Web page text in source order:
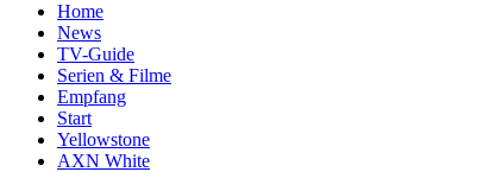
Home
News
TV-Guide
Serien & Filme
Empfang
Start
Yellowstone
AXN White